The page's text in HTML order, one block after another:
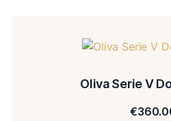
Oliva Serie V
€